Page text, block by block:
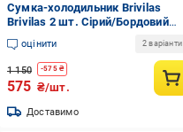
Сумка-холодильник Brivilas
Brivilas 2 шт. Сірий/Бордовий
(81149)
оцінити 2 варіанти
1 150 -575₴
575 ₴/шт.
Доставимо